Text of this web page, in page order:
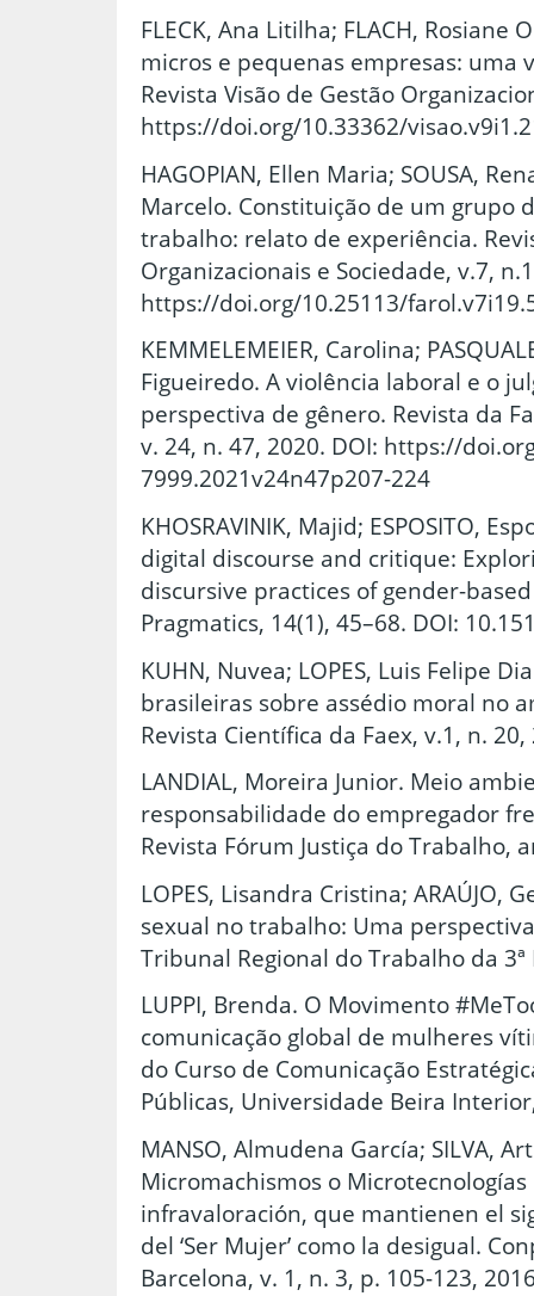
FLECK, Ana Litilha; FLACH, Rosiane
micros e pequenas empresas: uma
Revista Visão de Gestão
https://doi.org/10.33362/
HAGOPIAN, Ellen Maria; SOUSA,
Marcelo. Constituição de um grupo
trabalho: relato de experiência.
Organizacionais e Sociedade, v.7,
https://doi.org/10.25113/
KEMMELEMEIER, Carolina;
Figueiredo. A violência laboral e o
perspectiva de gênero. Revista da
v. 24, n. 47, 2020. DOI: https://
7999.2021v24n47p207-224
KHOSRAVINIK, Majid; ESPOSITO,
digital discourse and critique:
discursive practices of gender-
Pragmatics, 14(1), 45–68. DOI:
KUHN, Nuvea; LOPES, Luis Felipe
brasileiras sobre assédio moral no
Revista Científica da Faex, v.1, n. 20,
LANDIAL, Moreira Junior. Meio
responsabilidade do empregador
Revista Fórum Justiça do Trabalho,
LOPES, Lisandra Cristina; ARAÚJO,
sexual no trabalho: Uma
Tribunal Regional do Trabalho da 3ª
LUPPI, Brenda. O Movimento
comunicação global de mulheres
do Curso de Comunicação
Públicas, Universidade Beira
MANSO, Almudena García; SILVA,
Micromachismos o
infravaloración, que mantienen el
del ‘Ser Mujer’ como la desigual.
Barcelona, v. 1, n. 3, p. 105-123,